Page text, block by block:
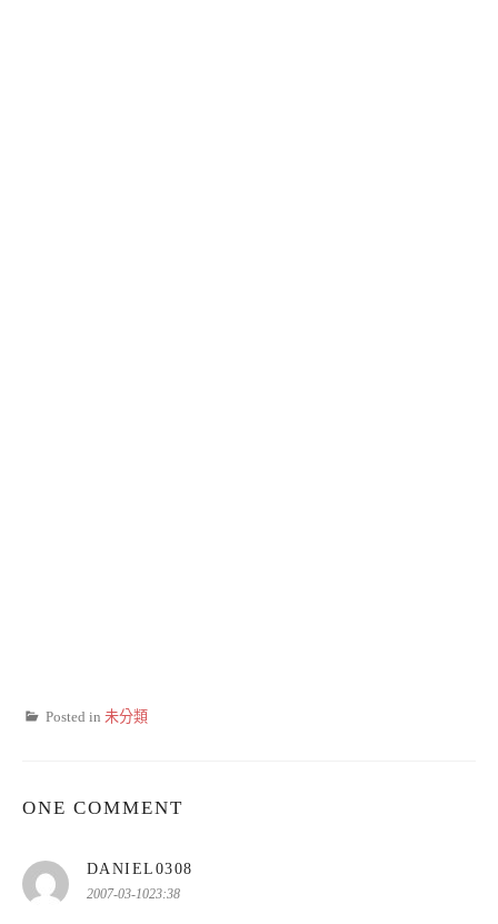
Posted in 未分類
ONE COMMENT
DANIEL0308
2007-03-1023:38